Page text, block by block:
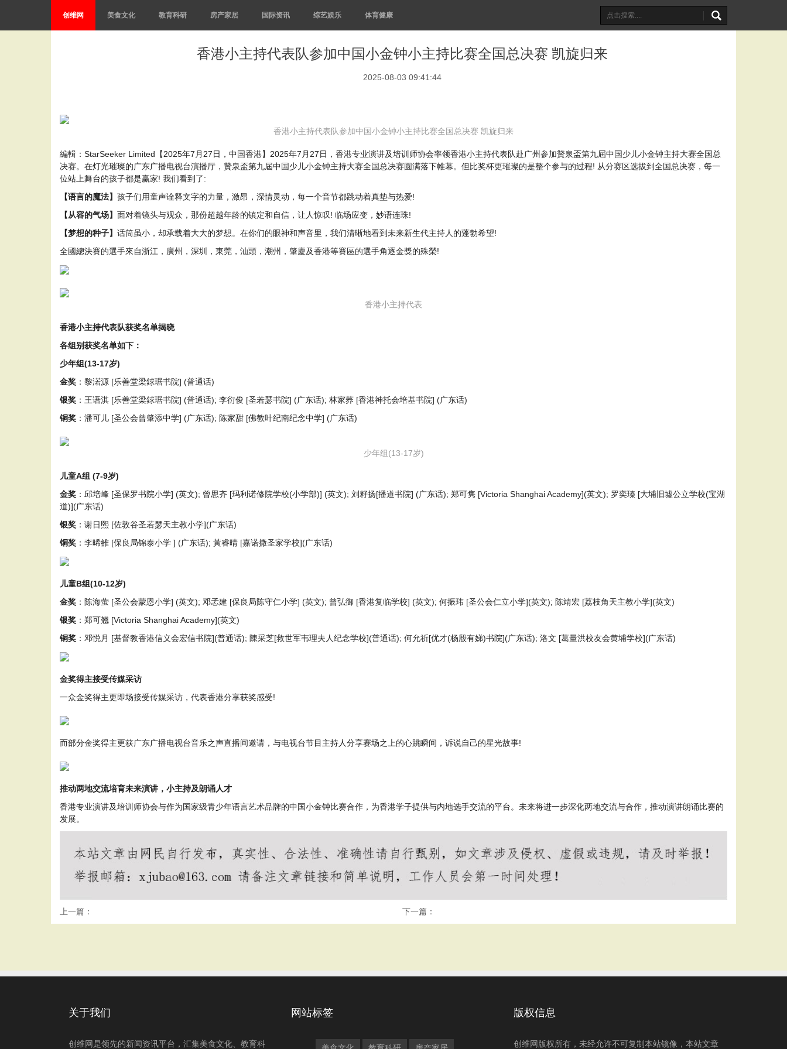
创维网 美食文化 教育科研 房产家居 国际资讯 综艺娱乐 体育健康
香港小主持代表队参加中国小金钟小主持比赛全国总决赛 凯旋归来
2025-08-03 09:41:44
香港小主持代表队参加中国小金钟小主持比赛全国总决赛 凯旋归来
編輯：StarSeeker Limited【2025年7月27日，中国香港】2025年7月27日，香港专业演讲及培训师协会率领香港小主持代表队赴广州参加贊泉盃第九屆中国少儿小金钟主持大赛全国总
决赛。在灯光璀璨的广东广播电视台演播厅，贊泉盃第九屆中国少儿小金钟主持大赛全国总决赛圆满落下帷幕。但比奖杯更璀璨的是整个参与的过程! 从分赛区选拔到全国总决赛，每一
位站上舞台的孩子都是赢家! 我们看到了:
【语言的魔法】 孩子们用童声诠释文字的力量，激昂，深情灵动，每一个音节都跳动着真垫与热爱!
【从容的气场】 面对着镜头与观众，那份超越年龄的镇定和自信，让人惊叹! 临场应变，妙语连珠!
【梦想的种子】 话筒虽小，却承载着大大的梦想。在你们的眼神和声音里，我们清晰地看到未来新生代主持人的蓬勃希望!
全國總決賽的選手來自浙江，廣州，深圳，東莞，汕頭，潮州，肇慶及香港等賽區的選手角逐金獎的殊榮!
香港小主持代表
香港小主持代表队获奖名单揭晓
各组别获奖名单如下：
少年组(13-17岁)
金奖 ：黎渃源 [乐善堂梁銶琚书院] (普通话)
银奖 ：王语淇 [乐善堂梁銶琚书院] (普通话); 李衍俊 [圣若瑟书院] (广东话); 林家荞 [香港神托会培基书院] (广东话)
铜奖 ：潘可儿 [圣公会曾肇添中学] (广东话); 陈家甜 [佛教叶纪南纪念中学] (广东话)
少年组(13-17岁)
儿童A组 (7-9岁)
金奖 ：邱培峰 [圣保罗书院小学] (英文); 曾思齐 [玛利诺修院学校(小学部)] (英文); 刘籽扬[播道书院] (广东话); 郑可隽 [Victoria Shanghai Academy](英文); 罗奕瑧 [大埔旧墟公立学校(宝湖
道)](广东话)
银奖 ：谢日熙 [佐敦谷圣若瑟天主教小学](广东话)
铜奖 ：李晞雒 [保良局锦泰小学 ] (广东话); 黃睿晴 [嘉诺撒圣家学校](广东话)
儿童B组(10-12岁)
金奖 ：陈海萤 [圣公会蒙恩小学] (英文); 邓孞建 [保良局陈守仁小学] (英文); 曾弘御 [香港复临学校] (英文); 何振玮 [圣公会仁立小学](英文); 陈靖宏 [荔枝角天主教小学](英文)
银奖 ：郑可翘 [Victoria Shanghai Academy](英文)
铜奖 ：邓悦月 [基督教香港信义会宏信书院](普通话); 陳采芝[救世军韦理夫人纪念学校](普通话); 何允祈[优才(杨殷有娣)书院](广东话); 洛文 [葛量洪校友会黄埔学校](广东话)
金奖得主接受传媒采访
一众金奖得主更即场接受传媒采访，代表香港分享获奖感受!
而部分金奖得主更获广东广播电视台音乐之声直播间邀请，与电视台节目主持人分享赛场之上的心跳瞬间，诉说自己的星光故事!
推动两地交流培育未来演讲，小主持及朗诵人才
香港专业演讲及培训师协会与作为国家级青少年语言艺术品牌的中国小金钟比赛合作，为香港学子提供与内地选手交流的平台。未来将进一步深化两地交流与合作，推动演讲朗诵比赛的
发展。
上一篇： 下一篇：
关于我们
创维网是领先的新闻资讯平台，汇集美食文化、教育科
网站标签 版权信息
创维网版权所有，未经允许不可复制本站镜像，本站文章